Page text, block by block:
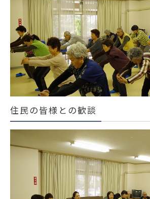
住民の皆様との歓談